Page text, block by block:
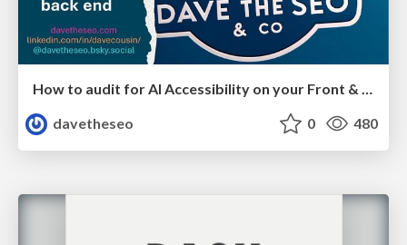
How to audit for AI Accessibility on your Front & Back End
davetheseo
0 480